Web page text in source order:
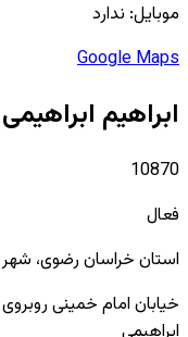
موبایل: ندارد
Google Maps
ابراهیم ابراهیمی
10870
فعال
استان خراسان رضوی، شهر